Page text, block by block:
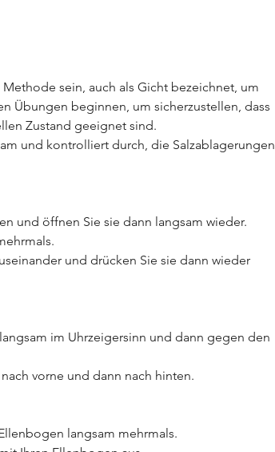
sein, auch als Gicht bezeichnet, um
Übungen beginnen, um sicherzustellen, dass
Zustand geeignet sind.
und kontrolliert durch, die Salzablagerungen
und öffnen Sie sie dann langsam wieder.
und drücken Sie sie dann wieder
im Uhrzeigersinn und dann gegen den
vorne und dann nach hinten.
langsam mehrmals.